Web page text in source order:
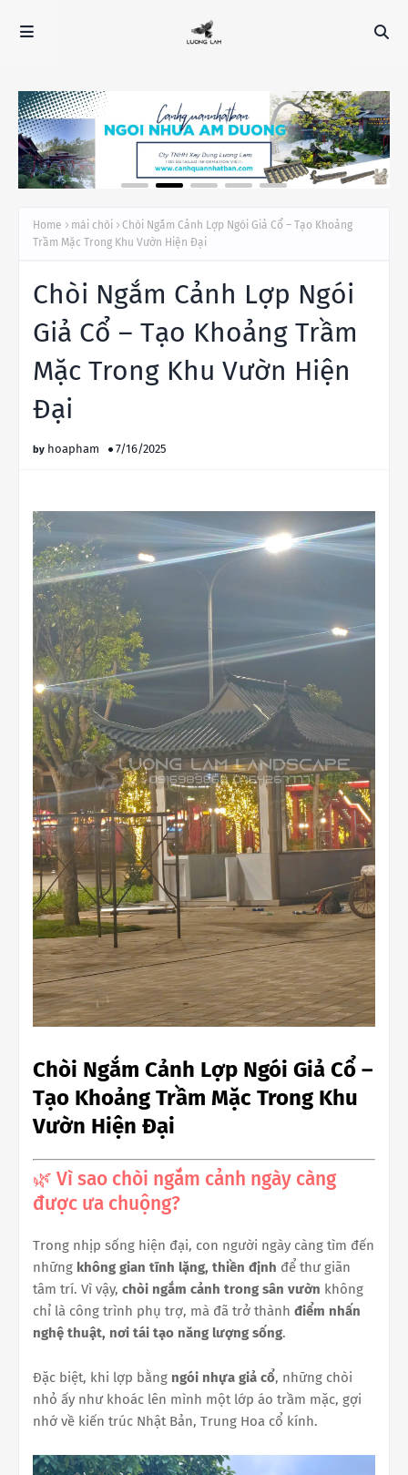
Home mái chòi
Chòi Ngắm Cảnh Lợp Ngói Giả Cổ – Tạo Khoảng
Trầm Mặc Trong Khu Vườn Hiện Đại
Chòi Ngắm Cảnh Lợp Ngói
Giả Cổ – Tạo Khoảng Trầm
Mặc Trong Khu Vườn Hiện
Đại
hoapham 7/16/2025
Chòi Ngắm Cảnh Lợp Ngói Giả Cổ –
Tạo Khoảng Trầm Mặc Trong Khu
Vườn Hiện Đại
🌿 Vì sao chòi ngắm cảnh ngày càng
được ưa chuộng?
Trong nhịp sống hiện đại, con người ngày càng tìm đến
những không gian tĩnh lặng, thiền định để thư giãn
tâm trí. Vì vậy, chòi ngắm cảnh trong sân vườn không
chỉ là công trình phụ trợ, mà đã trở thành điểm nhấn
nghệ thuật, nơi tái tạo năng lượng sống.
Đặc biệt, khi lợp bằng ngói nhựa giả cổ, những chòi
nhỏ ấy như khoác lên mình một lớp áo trầm mặc, gợi
nhớ về kiến trúc Nhật Bản, Trung Hoa cổ kính.